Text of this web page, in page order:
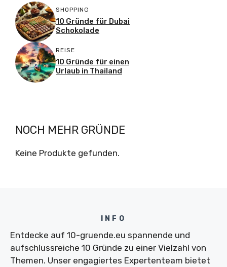
SHOPPING
10 Gründe für Dubai
Schokolade
REISE
10 Gründe für einen
Urlaub in Thailand
NOCH MEHR GRÜNDE
Keine Produkte gefunden.
INFO
Entdecke auf 10-gruende.eu spannende und
aufschlussreiche 10 Gründe zu einer Vielzahl von
Themen. Unser engagiertes Expertenteam bietet